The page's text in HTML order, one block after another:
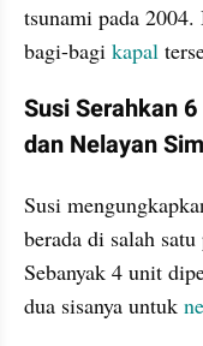
tsunami pada
bagi-bagi kapal
Susi Serahkan
dan Nelayan
Susi
berada di salah
Sebanyak 4 unit
dua sisanya untuk